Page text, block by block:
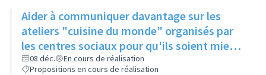
Aider à communiquer davantage sur les
ateliers "cuisine du monde" organisés par
les centres sociaux pour qu'ils soient mieux
connus
08 déc.
En cours de réalisation
Propositions en cours de réalisation